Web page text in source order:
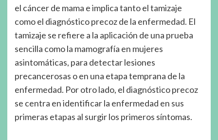
el cáncer de mama e implica tanto el tamizaje
como el diagnóstico precoz de la enfermedad. El
tamizaje se refiere a la aplicación de una prueba
sencilla como la mamografía en mujeres
asintomáticas, para detectar lesiones
precancerosas o en una etapa temprana de la
enfermedad. Por otro lado, el diagnóstico precoz
se centra en identificar la enfermedad en sus
primeras etapas al surgir los primeros síntomas.